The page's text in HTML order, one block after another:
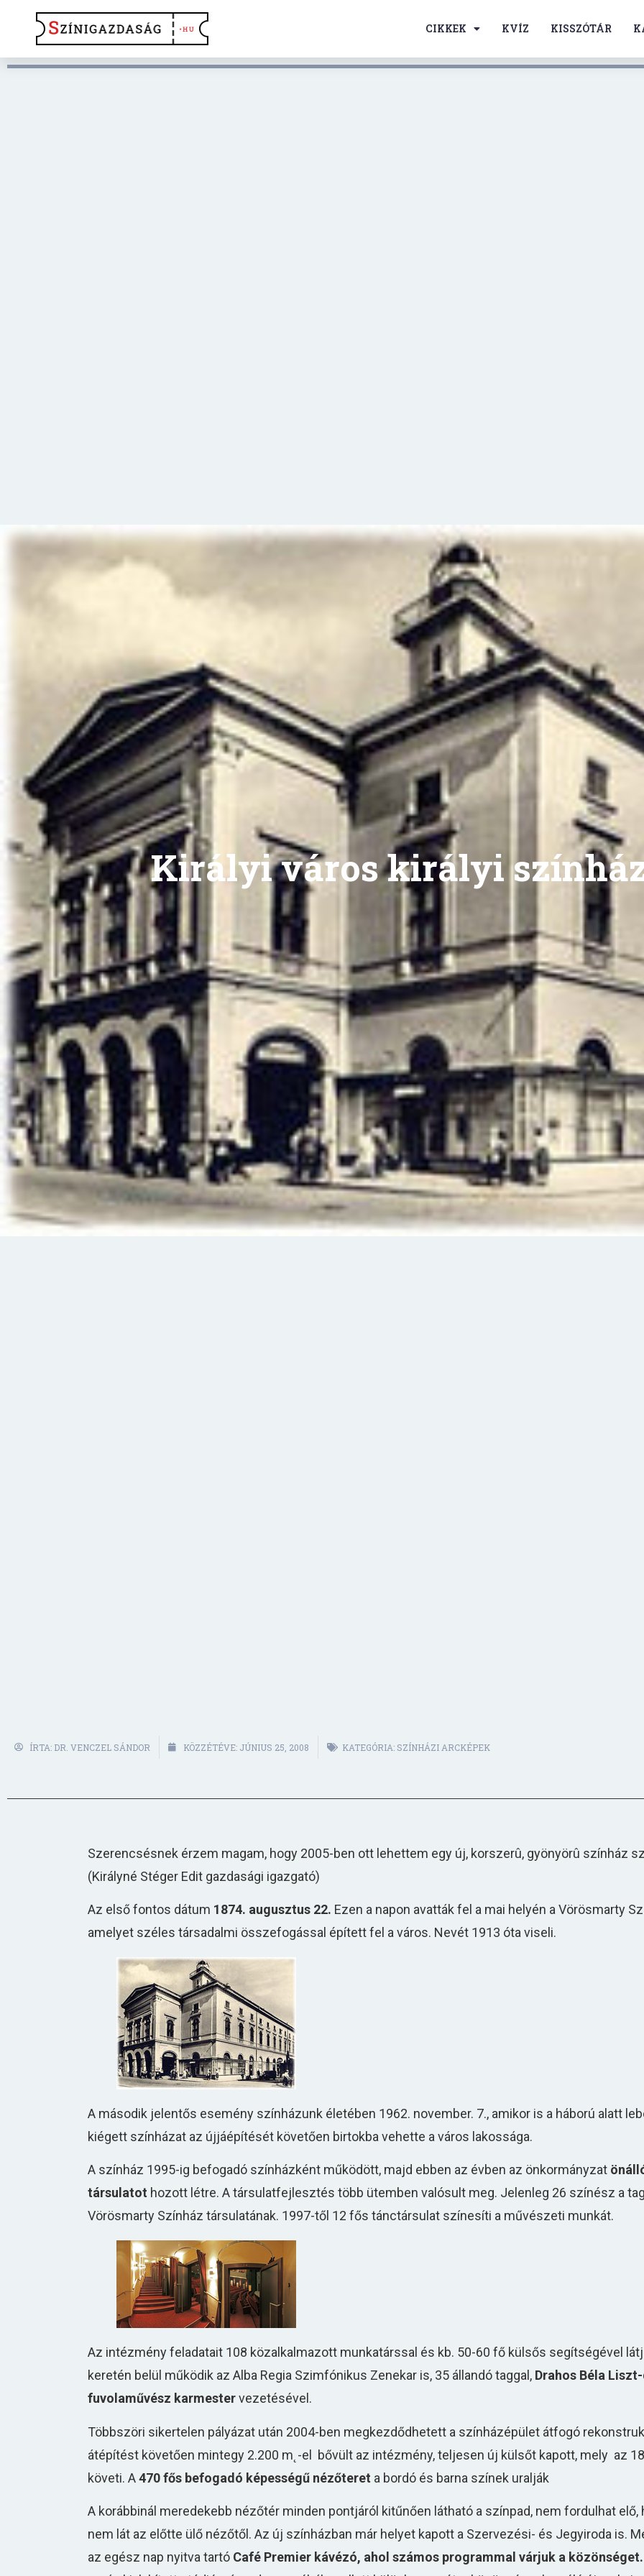
CIKKEK KVÍZ KISSZÓTÁR
Királyi város királyi
ÍRTA: DR. VENCZEL SÁNDOR KÖZZÉTÉVE: JÚNIUS 25, 2008 KATEGÓRIA: SZÍNHÁZI ARCKÉPEK
Szerencsésnek érzem magam, hogy 2005-ben ott lehettem egy új, korszerû, gyönyörû színház
(Királyné Stéger Edit gazdasági igazgató)
Az első fontos dátum 1874. augusztus 22. Ezen a napon avatták fel a mai helyén a Vörösmarty
amelyet széles társadalmi összefogással épített fel a város. Nevét 1913 óta viseli.
A második jelentős esemény színházunk életében 1962. november. 7., amikor is a háború alatt
kiégett színházat az újjáépítését követően birtokba vehette a város lakossága.
A színház 1995-ig befogadó színházként működött, majd ebben az évben az önkormányzat
társulatot hozott létre. A társulatfejlesztés több ütemben valósult meg. Jelenleg 26 színész a
Vörösmarty Színház társulatának. 1997-től 12 fős tánctársulat színesíti a művészeti munkát.
Az intézmény feladatait 108 közalkalmazott munkatárssal és kb. 50-60 fő külsős segítségével
keretén belül működik az Alba Regia Szimfónikus Zenekar is, 35 állandó taggal, Drahos Béla
fuvolaművész karmestervezetésével.
Többszöri sikertelen pályázat után 2004-ben megkezdődhetett a színházépület átfogó
átépítést követően mintegy 2.200 m˛-el bővült az intézmény, teljesen új külsőt kapott, mely az
követi. A470 fős befogadó képességű nézőteret a bordó és barna színek uralják
A korábbinál meredekebb nézőtér minden pontjáról kitűnően látható a színpad, nem fordulhat elő,
nem lát az előtte ülő nézőtől. Az új színházban már helyet kapott a Szervezési- és Jegyiroda is.
az egész nap nyitva tartó Café Premier kávézó, ahol számos programmal várjuk a közönséget.